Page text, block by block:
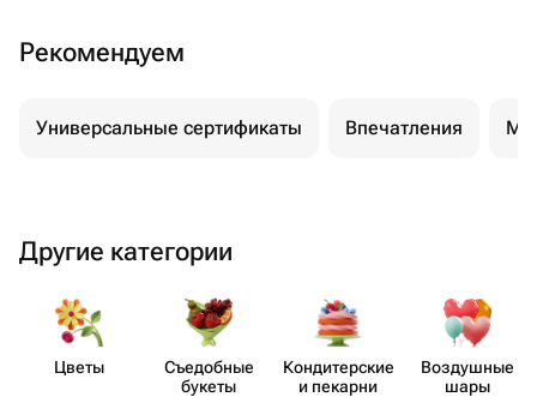
Рекомендуем
Универсальные сертификаты Впечатления
Другие категории
Цветы
Съедобные
букеты
Кондит​ерские
и пекарни
Воздушные
шары